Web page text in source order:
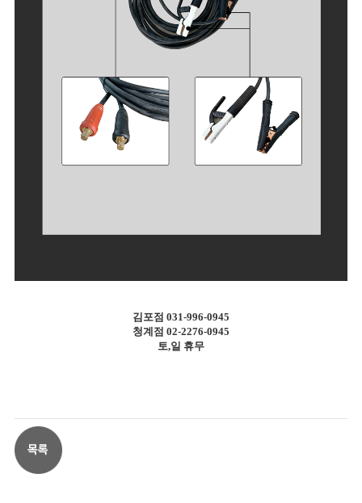
김포점 031-996-0945
청계점 02-2276-0945
토,일 휴무